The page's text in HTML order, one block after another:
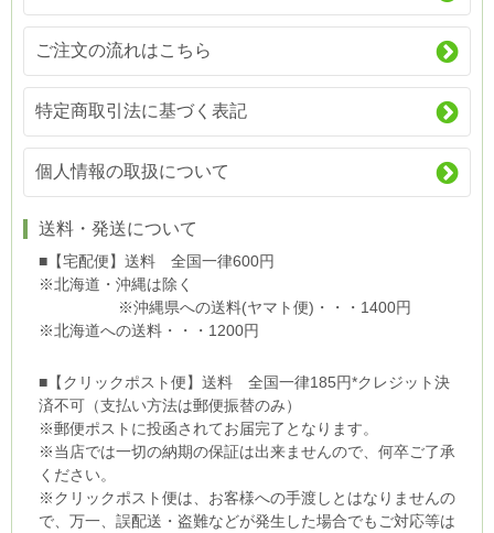
ご注文の流れはこちら
特定商取引法に基づく表記
個人情報の取扱について
送料・発送について
■【宅配便】送料 全国一律600円
※北海道・沖縄は除く
※沖縄県への送料(ヤマト便)・・・1400円
※北海道への送料・・・1200円
■【クリックポスト便】送料 全国一律185円*クレジット決
済不可（支払い方法は郵便振替のみ）
※郵便ポストに投函されてお届完了となります。
※当店では一切の納期の保証は出来ませんので、何卒ご了承
ください。
※クリックポスト便は、お客様への手渡しとはなりませんの
で、万一、誤配送・盗難などが発生した場合でもご対応等は